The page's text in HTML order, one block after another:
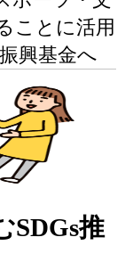
ことに活用
興基金へ
SDGs推